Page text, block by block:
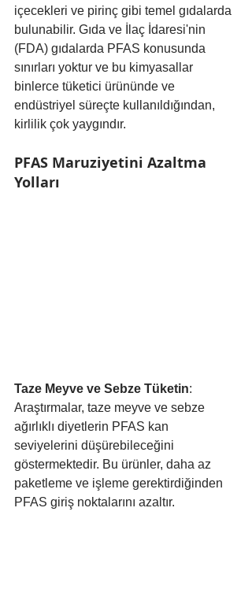
içecekleri ve pirinç gibi temel gıdalarda
bulunabilir. Gıda ve İlaç İdaresi'nin
(FDA) gıdalarda PFAS konusunda
sınırları yoktur ve bu kimyasallar
binlerce tüketici ürününde ve
endüstriyel süreçte kullanıldığından,
kirlilik çok yaygındır.
PFAS Maruziyetini Azaltma
Yolları
Taze Meyve ve Sebze Tüketin:
Araştırmalar, taze meyve ve sebze
ağırlıklı diyetlerin PFAS kan
seviyelerini düşürebileceğini
göstermektedir. Bu ürünler, daha az
paketleme ve işleme gerektirdiğinden
PFAS giriş noktalarını azaltır.